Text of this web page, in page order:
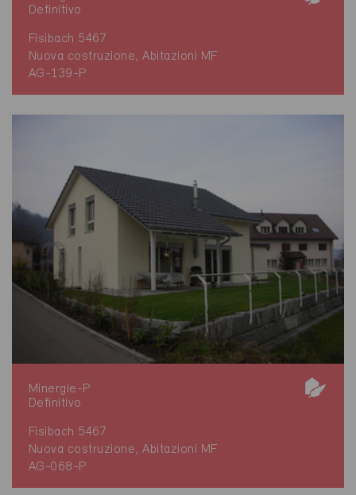
Definitivo
Fisibach 5467
Nuova costruzione, Abitazioni MF
AG-139-P
Minergie-P
Definitivo
Fisibach 5467
Nuova costruzione, Abitazioni MF
AG-068-P